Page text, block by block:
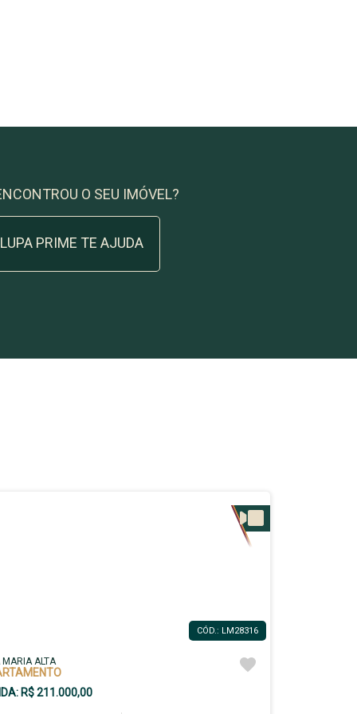
O SEU IMÓVEL?
PRIME TE AJUDA
CÓD.: LM28316
MARIA ALTA
R$ 211.000,00